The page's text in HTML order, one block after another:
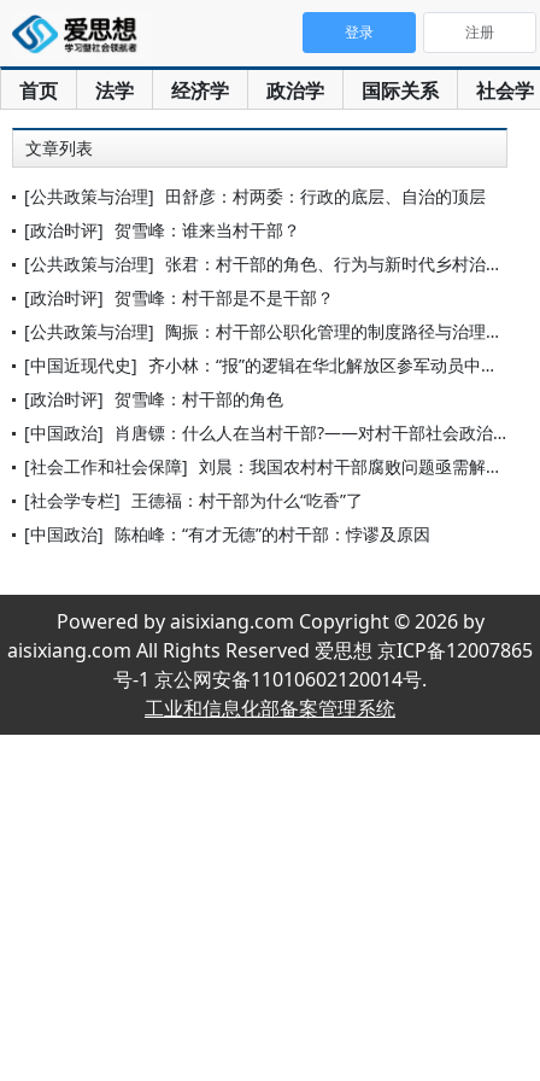
首页 法学 经济学 政治学 国际关系 社会学
登录 注册
文章列表
[公共政策与治理] 田舒彦：村两委：行政的底层、自治的顶层
[政治时评] 贺雪峰：谁来当村干部？
[公共政策与治理] 张君：村干部的角色、行为与新时代乡村治理
[政治时评] 贺雪峰：村干部是不是干部？
[公共政策与治理] 陶振：村干部公职化管理的制度路径与治理逻辑
[中国近现代史] 齐小林：“报”的逻辑在华北解放区参军动员中的多重呈现
[政治时评] 贺雪峰：村干部的角色
[中国政治] 肖唐镖：什么人在当村干部?——对村干部社会政治资本的初步分析
[社会工作和社会保障] 刘晨：我国农村村干部腐败问题亟需解决
[社会学专栏] 王德福：村干部为什么“吃香”了
[中国政治] 陈柏峰：“有才无德”的村干部：悖谬及原因
Powered by aisixiang.com Copyright © 2026 by
aisixiang.com All Rights Reserved 爱思想 京ICP备12007865
号-1 京公网安备11010602120014号.
工业和信息化部备案管理系统